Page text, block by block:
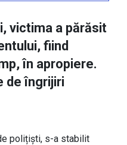
victima a părăsit
fiind
în apropiere.
de îngrijiri
polițiști, s-a stabilit